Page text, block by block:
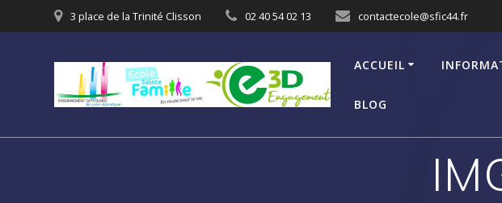
3 place de la Trinité Clisson 02 40 54 02 13 contactecole@sfic44.fr
ACCUEIL
BLOG